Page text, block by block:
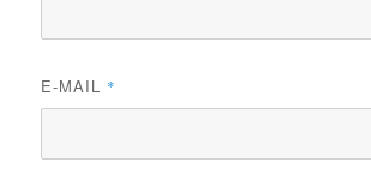
E-MAIL *